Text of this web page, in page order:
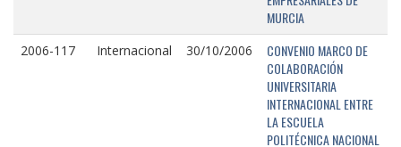
MURCIA
2006-117 Internacional 30/10/2006
CONVENIO MARCO DE
COLABORACIÓN
UNIVERSITARIA
INTERNACIONAL ENTRE
LA ESCUELA
POLITÉCNICA NACIONAL